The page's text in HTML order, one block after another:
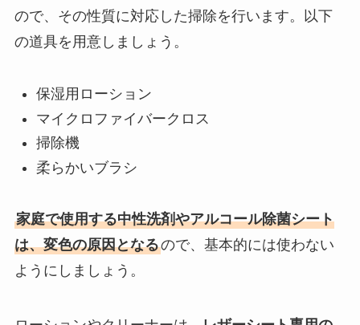
ので、その性質に対応した掃除を行います。以下
の道具を用意しましょう。
保湿用ローション
マイクロファイバークロス
掃除機
柔らかいブラシ
家庭で使用する中性洗剤やアルコール除菌シート
は、変色の原因となるので、基本的には使わない
ようにしましょう。